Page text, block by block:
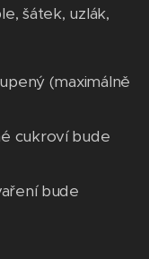
šátek, uzlák,
(maximálně
cukroví bude
bude